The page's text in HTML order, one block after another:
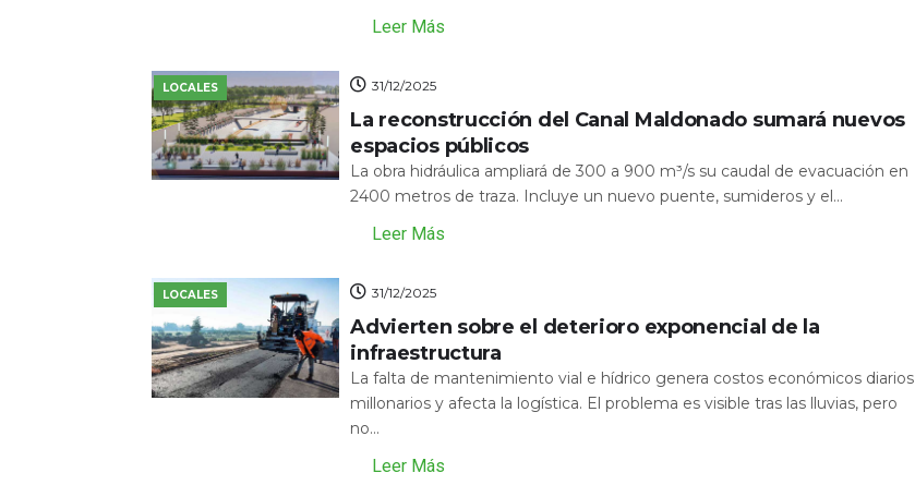
Leer Más
LOCALES 31/12/2025
La reconstrucción del Canal Maldonado sumará nuevos
espacios públicos
La obra hidráulica ampliará de 300 a 900 m³/s su caudal de evacuación en
2400 metros de traza. Incluye un nuevo puente, sumideros y el...
Leer Más
LOCALES 31/12/2025
Advierten sobre el deterioro exponencial de la
infraestructura
La falta de mantenimiento vial e hídrico genera costos económicos diarios
millonarios y afecta la logística. El problema es visible tras las lluvias, pero
no...
Leer Más